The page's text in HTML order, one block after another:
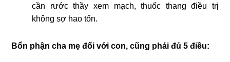
cần rước thầy xem mạch, thuốc thang điều trị
không sợ hao tốn.
Bổn phận cha mẹ đối với con, cũng phải đủ 5 điều: